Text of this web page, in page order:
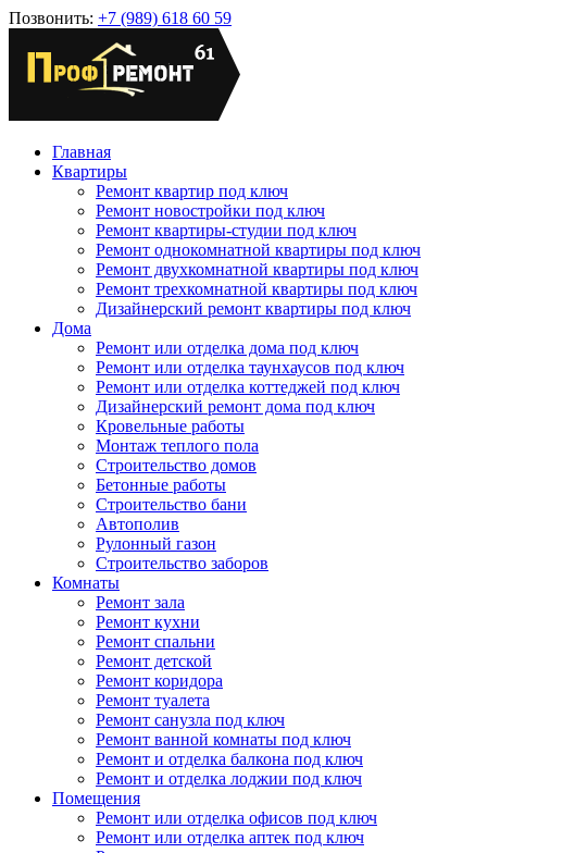
Позвонить: +7 (989) 618 60 59
Главная
Квартиры
Ремонт квартир под ключ
Ремонт новостройки под ключ
Ремонт квартиры-студии под ключ
Ремонт однокомнатной квартиры под ключ
Ремонт двухкомнатной квартиры под ключ
Ремонт трехкомнатной квартиры под ключ
Дизайнерский ремонт квартиры под ключ
Дома
Ремонт или отделка дома под ключ
Ремонт или отделка таунхаусов под ключ
Ремонт или отделка коттеджей под ключ
Дизайнерский ремонт дома под ключ
Кровельные работы
Монтаж теплого пола
Строительство домов
Бетонные работы
Строительство бани
Автополив
Рулонный газон
Строительство заборов
Комнаты
Ремонт зала
Ремонт кухни
Ремонт спальни
Ремонт детской
Ремонт коридора
Ремонт туалета
Ремонт санузла под ключ
Ремонт ванной комнаты под ключ
Ремонт и отделка балкона под ключ
Ремонт и отделка лоджии под ключ
Помещения
Ремонт или отделка офисов под ключ
Ремонт или отделка аптек под ключ